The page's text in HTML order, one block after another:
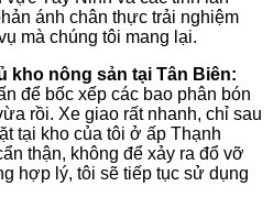
ánh chân thực trải nghiệm
mà chúng tôi mang lại.
kho nông sản tại Tân Biên:
để bốc xếp các bao phân bón
rồi. Xe giao rất nhanh, chỉ sau
tại kho của tôi ở ấp Thạnh
thận, không để xảy ra đổ vỡ
hợp lý, tôi sẽ tiếp tục sử dụng